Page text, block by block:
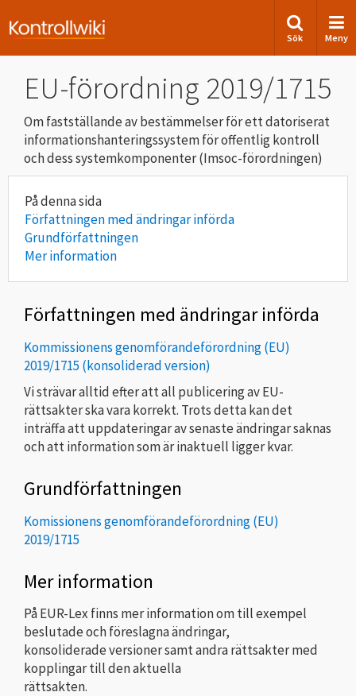
Sök Meny
EU-förordning 2019/1715
Om fastställande av bestämmelser för ett datoriserat
informationshanteringssystem för offentlig kontroll
och dess systemkomponenter (Imsoc-förordningen)
Författningen med ändringar införda
Grundförfattningen
Mer information
Författningen med ändringar införda
Kommissionens genomförandeförordning (EU)
2019/1715 (konsoliderad version)
Vi strävar alltid efter att all publicering av EU-
rättsakter ska vara korrekt. Trots detta kan det
inträffa att uppdateringar av senaste ändringar saknas
och att information som är inaktuell ligger kvar.
Grundförfattningen
Komissionens genomförandeförordning (EU)
2019/1715
Mer information
På EUR-Lex finns mer information om till exempel
beslutade och föreslagna ändringar,
konsoliderade versioner samt andra rättsakter med
kopplingar till den aktuella
rättsakten.